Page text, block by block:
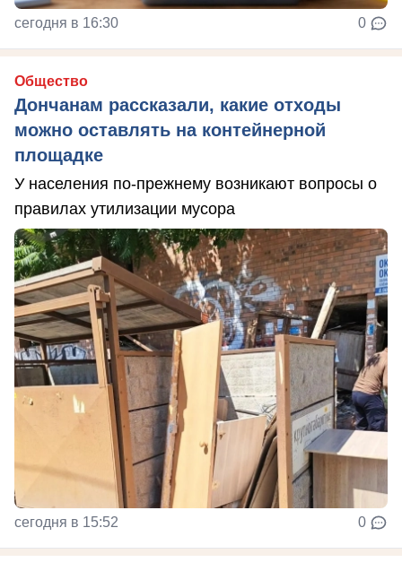
сегодня в 16:30 0
Общество
Дончанам рассказали, какие отходы
можно оставлять на контейнерной
площадке
У населения по-прежнему возникают вопросы о
правилах утилизации мусора
сегодня в 15:52 0